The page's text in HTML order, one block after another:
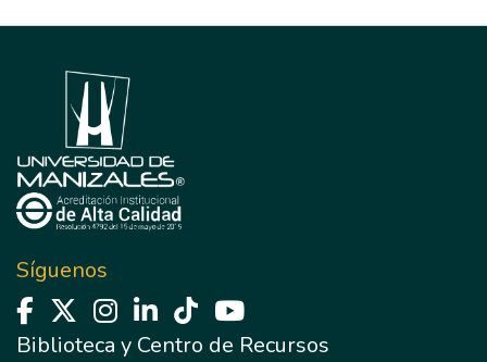
Síguenos
Biblioteca y Centro de Recursos